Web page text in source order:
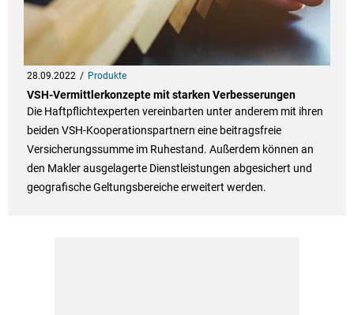
28.09.2022 Produkte
VSH-Vermittlerkonzepte mit starken Verbesserungen
Die Haftpflichtexperten vereinbarten unter anderem mit ihren
beiden VSH-Kooperationspartnern eine beitragsfreie
Versicherungssumme im Ruhestand. Außerdem können an
den Makler ausgelagerte Dienstleistungen abgesichert und
geografische Geltungsbereiche erweitert werden.